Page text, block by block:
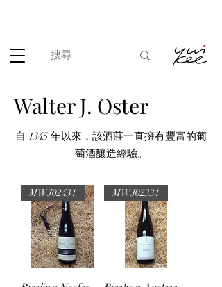
Walter J. Oster
自 1345 年以來，該酒莊一直擁有豐富的葡
萄酒釀造經驗。
MWJ02431 MWJ02331